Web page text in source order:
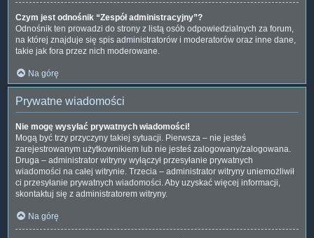
Czym jest odnośnik “Zespół administracyjny”?
Odnośnik ten prowadzi do strony z listą osób odpowiedzialnych za forum,
na której znajduje się spis administratorów i moderatorów oraz inne dane,
takie jak fora przez nich moderowane.
Na górę
Prywatne wiadomości
Nie mogę wysyłać prywatnych wiadomości!
Mogą być trzy przyczyny takiej sytuacji. Pierwsza – nie jesteś
zarejestrowanym użytkownikiem lub nie jesteś zalogowany/zalogowana.
Druga – administrator witryny wyłączył przesyłanie prywatnych
wiadomości na całej witrynie. Trzecia – administrator witryny uniemożliwił
ci przesyłanie prywatnych wiadomości. Aby uzyskać więcej informacji,
skontaktuj się z administratorem witryny.
Na górę